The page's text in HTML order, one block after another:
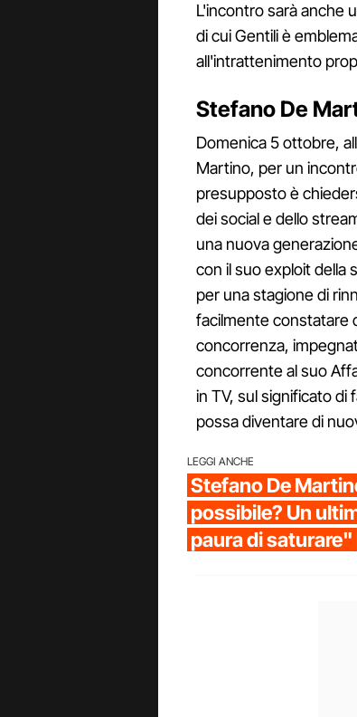
L'incontro sarà anche
di cui Gentili è
all'intrattenimento
Stefano De
Domenica 5 ottobre,
Martino, per un
presupposto è
dei social e dello
una nuova
con il suo exploit della
per una stagione di
facilmente constatare
concorrenza,
concorrente al suo
in TV, sul significato
possa diventare di
LEGGI ANCHE
Stefano De
possibile? Un
paura di saturare"